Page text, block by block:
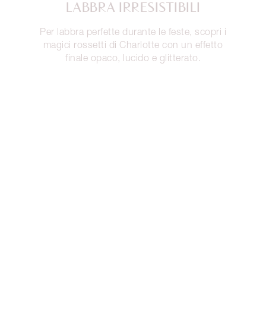
LABBRA IRRESISTIBILI
Per labbra perfette durante le feste, scopri i
magici rossetti di Charlotte con un effetto
finale opaco, lucido e glitterato.